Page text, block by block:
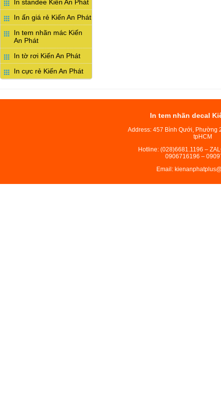
In standee Kiến An Phát
In ấn giá rẻ Kiến An Phát
In tem nhãn mác Kiến
An Phát
In tờ rơi Kiến An Phát
In cực rẻ Kiến An Phát
In tem nhãn decal
Address: 457 Bình Qưới, Phường
tpHCM
Hotline: (028)6681.1196 –
0906716196 –
Email: